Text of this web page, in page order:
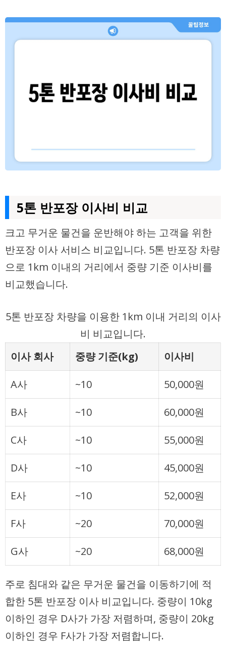
5톤 반포장 이사비 비교
크고 무거운 물건을 운반해야 하는 고객을 위한
반포장 이사 서비스 비교입니다. 5톤 반포장 차량
으로 1km 이내의 거리에서 중량 기준 이사비를
비교했습니다.
5톤 반포장 차량을 이용한 1km 이내 거리의 이사
비 비교입니다.
이사 회사
중량 기준(kg) 이사비
A사 ~10 50,000원
B사 ~10 60,000원
C사 ~10 55,000원
D사 ~10 45,000원
E사 ~10 52,000원
F사 ~20 70,000원
G사 ~20 68,000원
주로 침대와 같은 무거운 물건을 이동하기에 적
합한 5톤 반포장 이사 비교입니다. 중량이 10kg
이하인 경우 D사가 가장 저렴하며, 중량이 20kg
이하인 경우 F사가 가장 저렴합니다.